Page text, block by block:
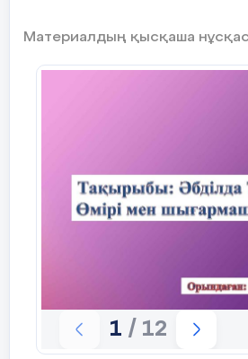
туралы
түсірейік.
ә)Ақын қайда туған?
б)Жамбыл қандай
в) Ол нені
г)Ақын қандай
кездесті (7-9 слайд)
Материалдың қысқаша
1 / 12